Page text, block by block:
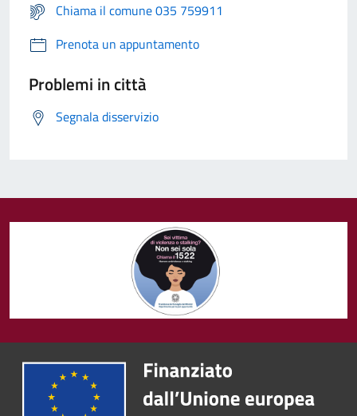
Chiama il comune 035 759911
Prenota un appuntamento
Problemi in città
Segnala disservizio